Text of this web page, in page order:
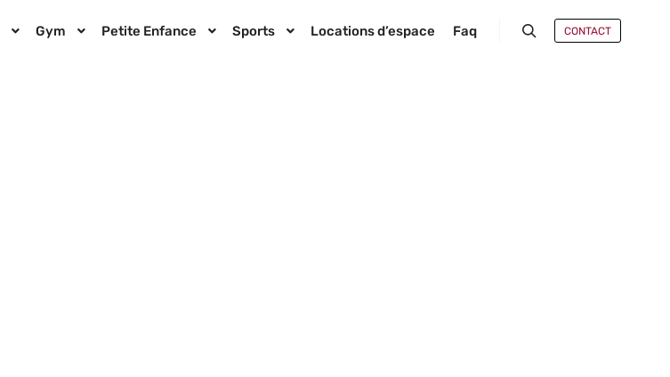
Gym Petite Enfance Sports Locations d’espace Faq CONTACT